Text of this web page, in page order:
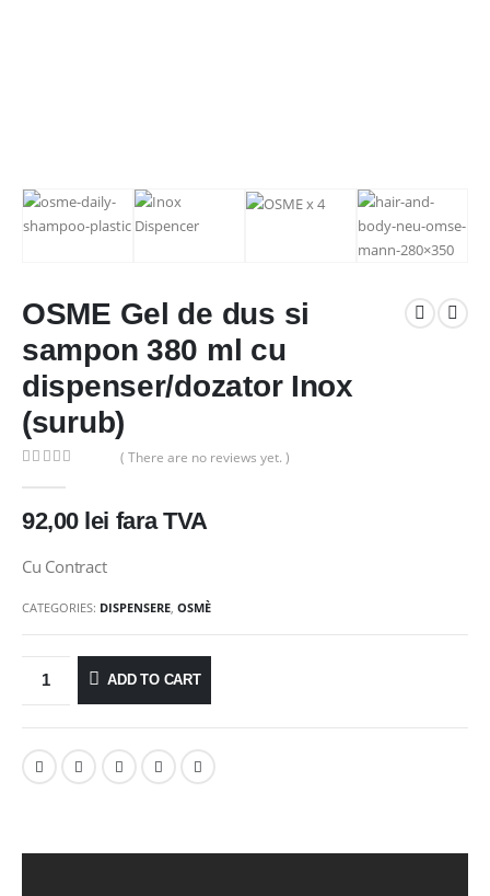
OSME Gel de dus si
sampon 380 ml cu
dispenser/dozator Inox
(surub)
( There are no reviews yet. )
92,00 lei fara TVA
Cu Contract
CATEGORIES: DISPENSERE OSMÈ
ADD TO CART